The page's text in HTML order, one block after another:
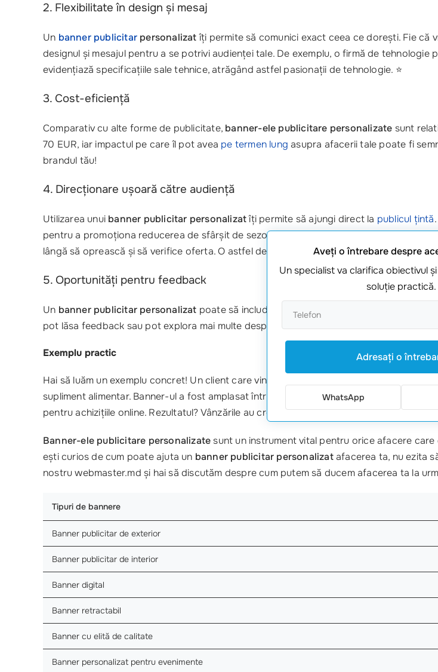
2. Flexibilitate în design și mesaj
Un banner publicitar personalizatîți permite să comunici exact ceea ce dorești. Fie că
designul și mesajul pentru a se potrivi audienței tale. De exemplu, o firmă de
evidențiază specificațiile sale tehnice, atrăgând astfel pasionații de tehnologie. ⭐
3. Cost-eficiență
Comparativ cu alte forme de publicitate, banner-ele publicitare personalizate sunt
70 EUR, iar impactul pe care îl pot avea pe termen lung asupra afacerii tale poate fi
brandul tău!
4. Direcționare ușoară către audiență
Utilizarea unui banner publicitar personalizatîți permite să ajungi direct la publicul țintă
pentru a promoționa reducerea de sfârșit de sezon. Aceasta nu doar că atrage clienții
lângă să oprească și să verifice oferta. O astfel de strategie create emoție și acțiune!
5. Oportunități pentru feedback
Un banner publicitar personalizat poate să includă QR code-uri sau linkuri care
pot lăsa feedback sau pot explora mai multe despre produsele tale, ceea ce îți oferă o
Exemplu practic
Hai să luăm un exemplu concret! Un client care vinde produse de sănătate a ales să
supliment alimentar. Banner-ul a fost amplasat într-o zonă de trafic intens și includea un
pentru achizițiile online. Rezultatul? Vânzările au crescut cu 30% în prima lună după
Banner-ele publicitare personalizatesunt un instrument vital pentru orice afacere
ești curios de cum poate ajuta un banner publicitar personalizatafacerea ta, nu ezita
nostru webmaster.md și hai să discutăm despre cum putem să ducem afacerea ta la
Tipuri de bannere
Banner publicitar de exterior
Banner publicitar de interior
Banner digital
Banner retractabil
Banner cu elită de calitate
Banner personalizat pentru evenimente
Aveţi o întrebare despre
Un specialist va clarifica obiectivul
soluţie practică.
Adresaţi o
WhatsApp